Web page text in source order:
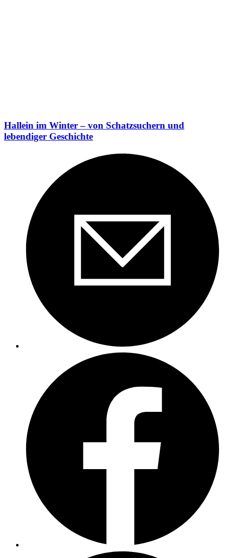
Hallein im Winter – von Schatzsuchern und
lebendiger Geschichte